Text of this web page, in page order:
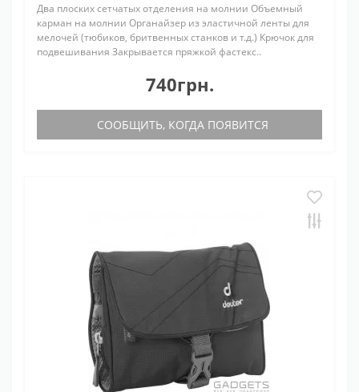
Два плоских сетчатых отделения на молнии Объемный
карман на молнии Органайзер из эластичной ленты для
мелочей (тюбиков, бритвенных станков и т.д.) Крючок для
подвешивания Закрывается пряжкой фастекс..
740грн.
СООБЩИТЬ, КОГДА ПОЯВИТСЯ